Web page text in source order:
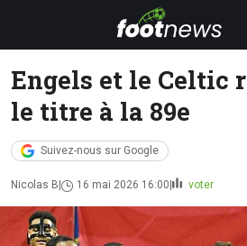
Engels et le Celtic
le titre à la 89e
Suivez-nous sur Google
Nicolas B 16 mai 2026 16:00 voter